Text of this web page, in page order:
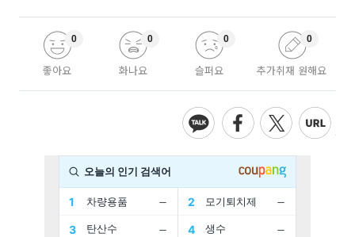
좋아요
0
화나요
0
슬퍼요
0
추가취재 원해요
0